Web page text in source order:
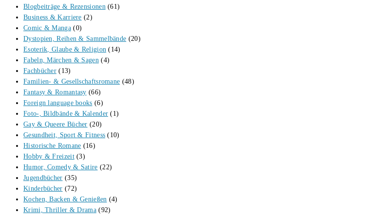
Blogbeiträge & Rezensionen (61)
Business & Karriere (2)
Comic & Manga (0)
Dystopien, Reihen & Sammelbände (20)
Esoterik, Glaube & Religion (14)
Fabeln, Märchen & Sagen (4)
Fachbücher (13)
Familien- & Gesellschaftsromane (48)
Fantasy & Romantasy (66)
Foreign language books (6)
Foto-, Bildbände & Kalender (1)
Gay & Queere Bücher (20)
Gesundheit, Sport & Fitness (10)
Historische Romane (16)
Hobby & Freizeit (3)
Humor, Comedy & Satire (22)
Jugendbücher (35)
Kinderbücher (72)
Kochen, Backen & Genießen (4)
Krimi, Thriller & Drama (92)